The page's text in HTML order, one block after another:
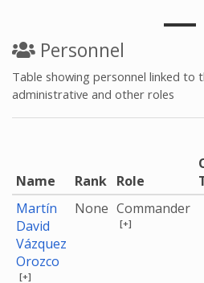
Personnel
Table showing personnel linked to
administrative and other roles
Name Rank Role
Martín
David
Vázquez
Orozco
[+]
None Commander
[+]